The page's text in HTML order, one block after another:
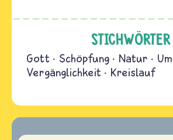
STICHWÖRTER
Gott Schöpfung Natur
Vergänglichkeit
Kreislauf